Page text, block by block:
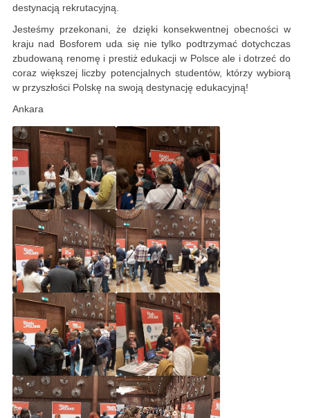
destynacją rekrutacyjną.
Jesteśmy przekonani, że dzięki konsekwentnej obecności w
kraju nad Bosforem uda się nie tylko podtrzymać dotychczas
zbudowaną renomę i prestiż edukacji w Polsce ale i dotrzeć do
coraz większej liczby potencjalnych studentów, którzy wybiorą
w przyszłości Polskę na swoją destynację edukacyjną!
Ankara